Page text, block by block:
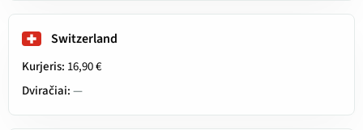
Switzerland
Kurjeris: 16,90 €
Dviračiai:—